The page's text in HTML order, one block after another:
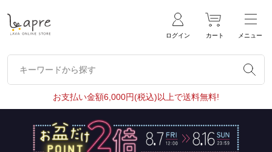
ログイン カート メニュー
キーワードから探す
キーワードから探す
お支払い金額6,000円(税込)以上で送料無料!